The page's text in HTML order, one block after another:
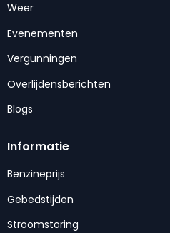
Weer
Evenementen
Vergunningen
Overlijdensberichten
Blogs
Informatie
Benzineprijs
Gebedstijden
Stroomstoring